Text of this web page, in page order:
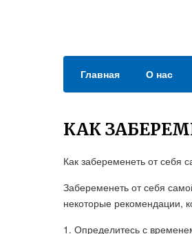
Главная О нас
КАК
Как забеременеть от себя
Забеременеть от себя
некоторые рекомендации,
1. Определитесь с